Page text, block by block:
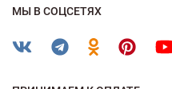
МЫ В СОЦСЕТЯХ